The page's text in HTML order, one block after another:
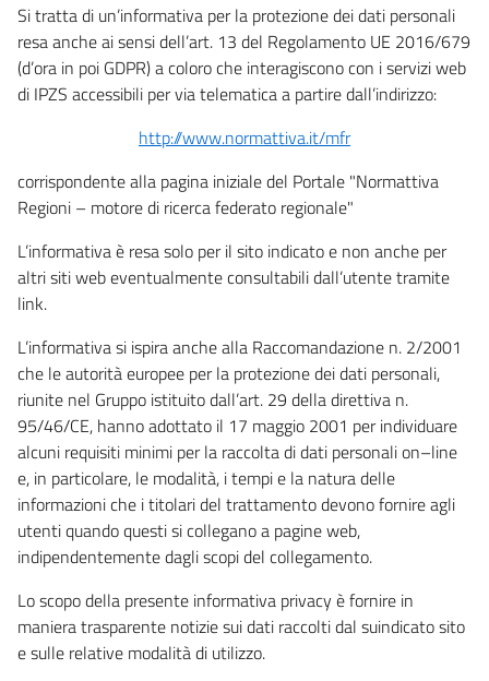
Si tratta di un’informativa per la protezione dei dati personali
resa anche ai sensi dell’art. 13 del Regolamento UE 2016/679
(d’ora in poi GDPR) a coloro che interagiscono con i servizi web
di IPZS accessibili per via telematica a partire dall’indirizzo:
http://www.normattiva.it/mfr
corrispondente alla pagina iniziale del Portale "Normattiva
Regioni – motore di ricerca federato regionale"
L’informativa è resa solo per il sito indicato e non anche per
altri siti web eventualmente consultabili dall’utente tramite
link.
L’informativa si ispira anche alla Raccomandazione n. 2/2001
che le autorità europee per la protezione dei dati personali,
riunite nel Gruppo istituito dall’art. 29 della direttiva n.
95/46/CE, hanno adottato il 17 maggio 2001 per individuare
alcuni requisiti minimi per la raccolta di dati personali on–line
e, in particolare, le modalità, i tempi e la natura delle
informazioni che i titolari del trattamento devono fornire agli
utenti quando questi si collegano a pagine web,
indipendentemente dagli scopi del collegamento.
Lo scopo della presente informativa privacy è fornire in
maniera trasparente notizie sui dati raccolti dal suindicato sito
e sulle relative modalità di utilizzo.